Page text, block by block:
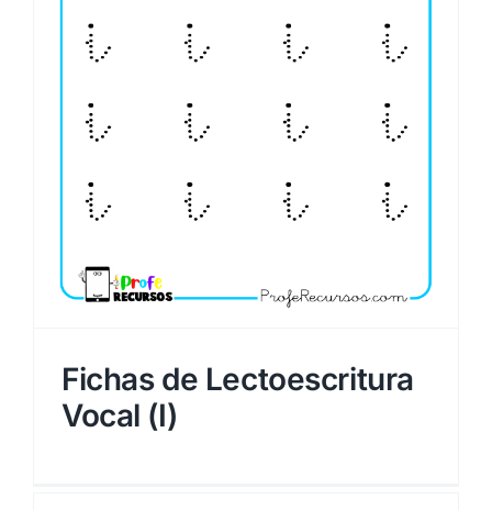
Fichas de Lectoescritura
Vocal (I)